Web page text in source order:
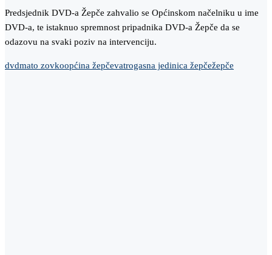
Predsjednik DVD-a Žepče zahvalio se Općinskom načelniku u ime
DVD-a, te istaknuo spremnost pripadnika DVD-a Žepče da se
odazovu na svaki poziv na intervenciju.
dvdmato zovkoopćina žepčevatrogasna jedinica žepčežepče